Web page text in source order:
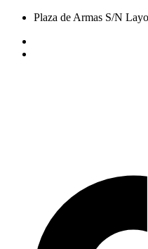
Plaza de Armas S/N